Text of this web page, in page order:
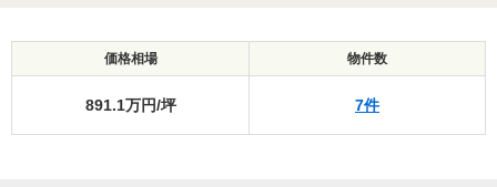
価格相場 物件数
891.1万円/坪 7件